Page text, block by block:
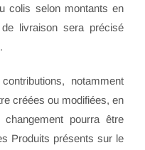
colis selon montants en
livraison sera précisé
notamment
créées ou modifiées, en
pourra être
Produits présents sur le